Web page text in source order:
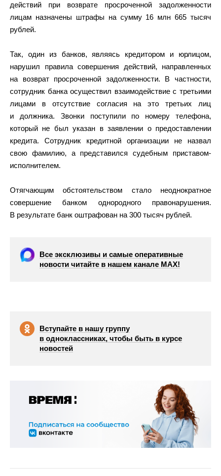
действий при возврате просроченной задолженности
лицам назначены штрафы на сумму 16 млн 665 тысяч
рублей.
Так, один из банков, являясь кредитором и юрлицом,
нарушил правила совершения действий, направленных
на возврат просроченной задолженности. В частности,
сотрудник банка осуществил взаимодействие с третьими
лицами в отсутствие согласия на это третьих лиц
и должника. Звонки поступили по номеру телефона,
который не был указан в заявлении о предоставлении
кредита. Сотрудник кредитной организации не назвал
свою фамилию, а представился судебным приставом-
исполнителем.
Отягчающим обстоятельством стало неоднократное
совершение банком однородного правонарушения.
В результате банк оштрафован на 300 тысяч рублей.
Все эксклюзивы и самые оперативные
новости читайте в нашем канале МАХ!
Вступайте в нашу группу
в одноклассниках, чтобы быть в курсе
новостей